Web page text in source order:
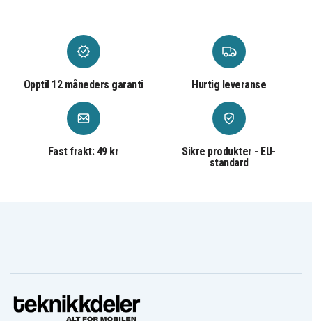
Opptil 12 måneders garanti Hurtig leveranse
Fast frakt: 49 kr
Sikre produkter - EU-
standard